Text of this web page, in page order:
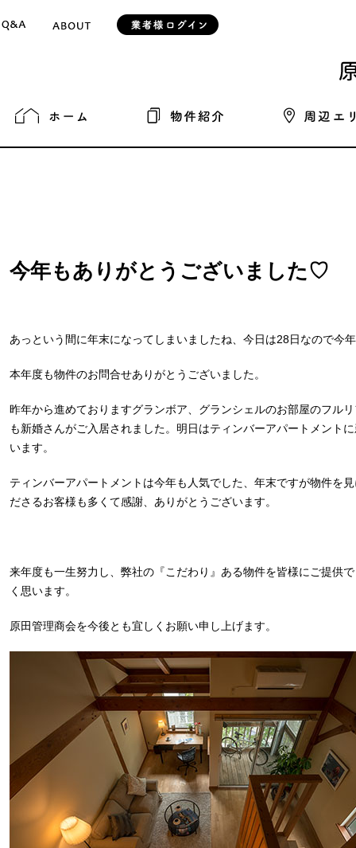
今年もありがとうございました♡
あっという間に年末になってしまいましたね、今日は28日なので今
本年度も物件のお問合せありがとうございました。
昨年から進めておりますグランボア、グランシェルのお部屋のフル
も新婚さんがご入居されました。明日はティンバーアパートメント
います。
ティンバーアパートメントは今年も人気でした、年末ですが物件を
ださるお客様も多くて感謝、ありがとうございます。
来年度も一生努力し、弊社の『こだわり』ある物件を皆様にご提供
く思います。
原田管理商会を今後とも宜しくお願い申し上げます。